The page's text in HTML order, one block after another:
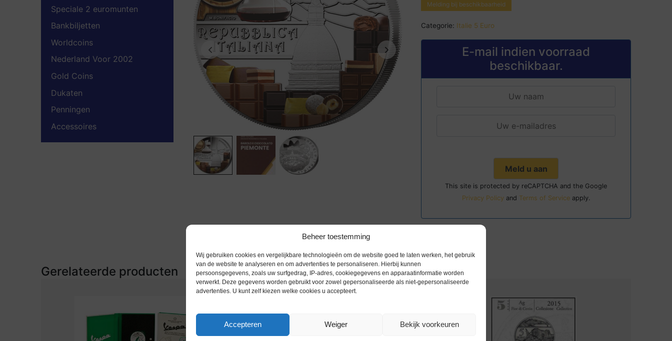
Beheer toestemming
Wij gebruiken cookies en vergelijkbare technologieën om de website goed te laten werken, het gebruik
van de website te analyseren en om advertenties te personaliseren. Hierbij kunnen
persoonsgegevens, zoals uw surfgedrag, IP-adres, cookiegegevens en apparaatinformatie worden
verwerkt. Deze gegevens worden gebruikt voor zowel gepersonaliseerde als niet-gepersonaliseerde
advertenties. U kunt zelf kiezen welke cookies u accepteert.
Accepteren Weiger Bekijk voorkeuren
Melding bij beschikbaarheid
Categorie: Italie 5 Euro
E-mail indien voorraad
beschikbaar.
This site is protected by reCAPTCHA and the Google
Privacy Policy and Terms of Service apply.
Speciale 2 euromunten
Bankbiljetten
Worldcoins
Nederland Voor 2002
Gold Coins
Dukaten
Penningen
Accessoires
Gerelateerde producten